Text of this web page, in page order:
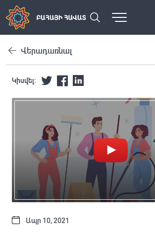
Վերադառնալ
Կիսվել:
Ապր 10, 2021